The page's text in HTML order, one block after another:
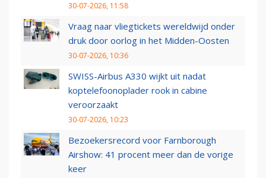
30-07-2026, 11:58
Vraag naar vliegtickets wereldwijd onder
druk door oorlog in het Midden-Oosten
30-07-2026, 10:36
SWISS-Airbus A330 wijkt uit nadat
koptelefoonoplader rook in cabine
veroorzaakt
30-07-2026, 10:23
Bezoekersrecord voor Farnborough
Airshow: 41 procent meer dan de vorige
keer